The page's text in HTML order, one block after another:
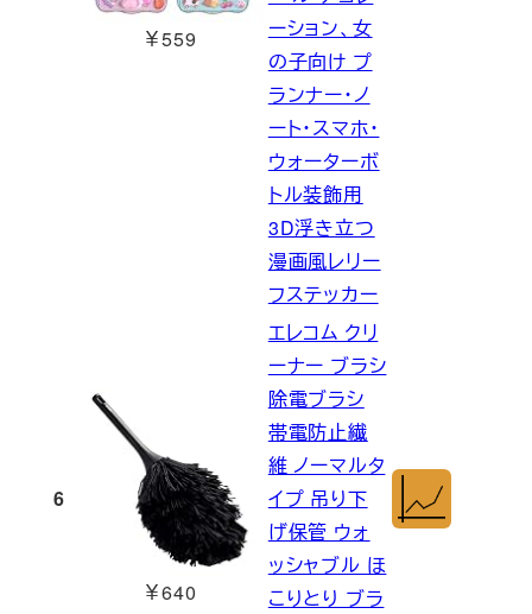
￥559
ーション、女
の子向け プ
ランナー・ノ
ート・スマホ・
ウォーターボ
トル装飾用
3D浮き立つ
漫画風レリー
フステッカー
6
￥640
エレコム クリ
ーナー ブラシ
除電ブラシ
帯電防止繊
維 ノーマルタ
イプ 吊り下
げ保管 ウォ
ッシャブル ほ
こりとり ブラ